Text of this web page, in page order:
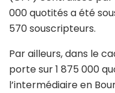
000 quotités a été
570 souscripteurs.
Par ailleurs, dans le
porte sur 1 875 000
l’intermédiaire en